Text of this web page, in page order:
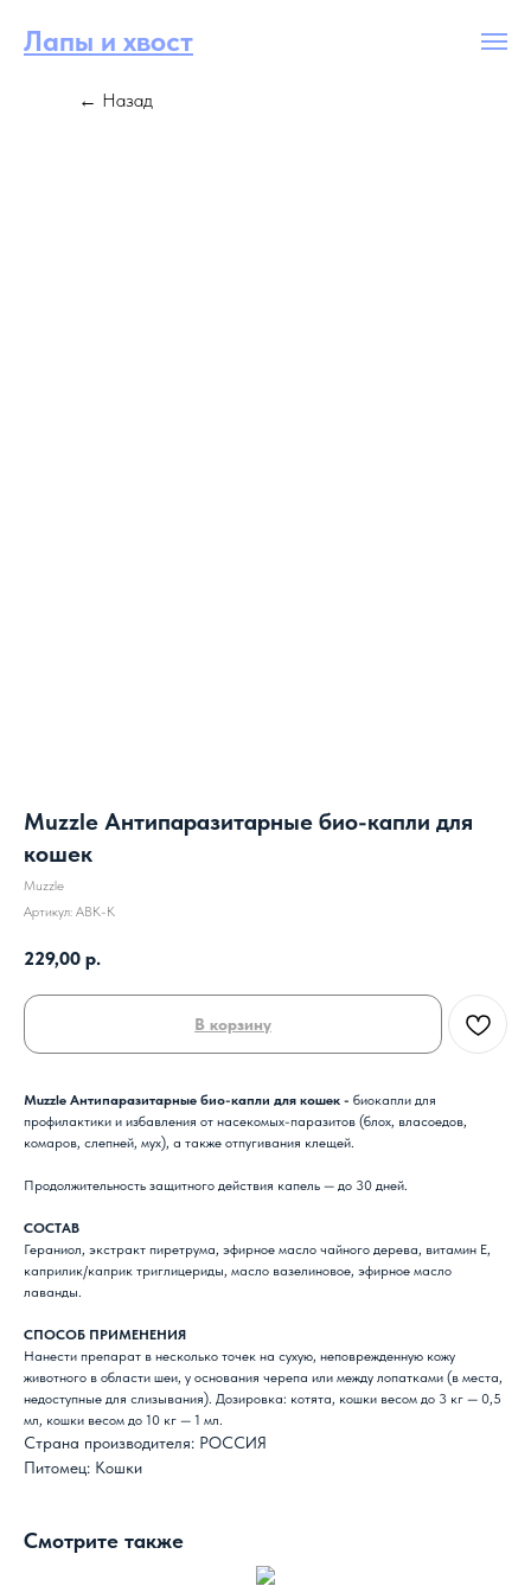
Лапы и хвост
← Назад
Muzzle Антипаразитарные био-капли для
кошек
Muzzle
Артикул: ABK-K
229,00 р.
В корзину
Muzzle Антипаразитарные био-капли для кошек - биокапли для
профилактики и избавления от насекомых-паразитов (блох, власоедов,
комаров, слепней, мух), а также отпугивания клещей.
Продолжительность защитного действия капель — до 30 дней.
СОСТАВ
Гераниол, экстракт пиретрума, эфирное масло чайного дерева, витамин Е,
каприлик/каприк триглицериды, масло вазелиновое, эфирное масло
лаванды.
СПОСОБ ПРИМЕНЕНИЯ
Нанести препарат в несколько точек на сухую, неповрежденную кожу
животного в области шеи, у основания черепа или между лопатками (в места,
недоступные для слизывания). Дозировка: котята, кошки весом до 3 кг — 0,5
мл, кошки весом до 10 кг — 1 мл.
Страна производителя: РОССИЯ
Питомец: Кошки
Смотрите также